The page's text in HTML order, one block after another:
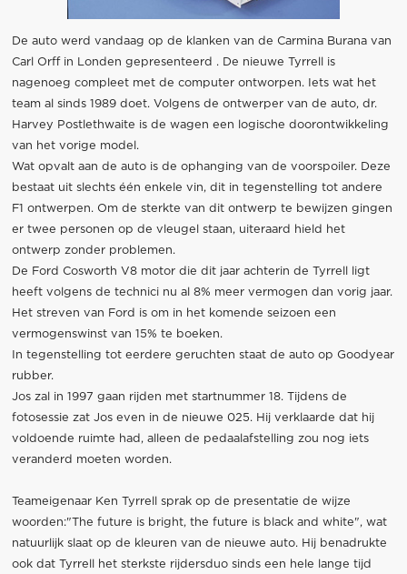
De auto werd vandaag op de klanken van de Carmina Burana van
Carl Orff in Londen gepresenteerd . De nieuwe Tyrrell is
nagenoeg compleet met de computer ontworpen. Iets wat het
team al sinds 1989 doet. Volgens de ontwerper van de auto, dr.
Harvey Postlethwaite is de wagen een logische doorontwikkeling
van het vorige model.
Wat opvalt aan de auto is de ophanging van de voorspoiler. Deze
bestaat uit slechts één enkele vin, dit in tegenstelling tot andere
F1 ontwerpen. Om de sterkte van dit ontwerp te bewijzen gingen
er twee personen op de vleugel staan, uiteraard hield het
ontwerp zonder problemen.
De Ford Cosworth V8 motor die dit jaar achterin de Tyrrell ligt
heeft volgens de technici nu al 8% meer vermogen dan vorig jaar.
Het streven van Ford is om in het komende seizoen een
vermogenswinst van 15% te boeken.
In tegenstelling tot eerdere geruchten staat de auto op Goodyear
rubber.
Jos zal in 1997 gaan rijden met startnummer 18. Tijdens de
fotosessie zat Jos even in de nieuwe 025. Hij verklaarde dat hij
voldoende ruimte had, alleen de pedaalafstelling zou nog iets
veranderd moeten worden.
Teameigenaar Ken Tyrrell sprak op de presentatie de wijze
woorden:"The future is bright, the future is black and white", wat
natuurlijk slaat op de kleuren van de nieuwe auto. Hij benadrukte
ook dat Tyrrell het sterkste rijdersduo sinds een hele lange tijd